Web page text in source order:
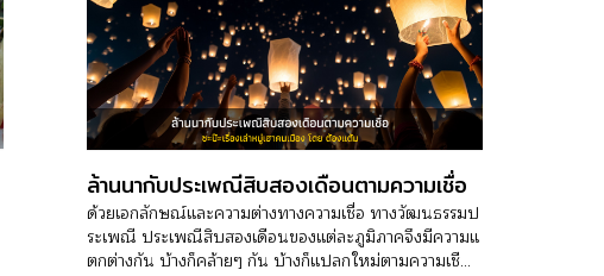
ล้านนากับประเพณีสิบสองเดือนตามความเชื่อ
ด้วยเอกลักษณ์และความต่างทางความเชื่อ ทางวัฒนธรรมป
ระเพณี ประเพณีสิบสองเดือนของแต่ละภูมิภาคจึงมีความแ
ตกต่างกัน บ้างก็คล้ายๆ กัน บ้างก็แปลกใหม่ตามความเชื...